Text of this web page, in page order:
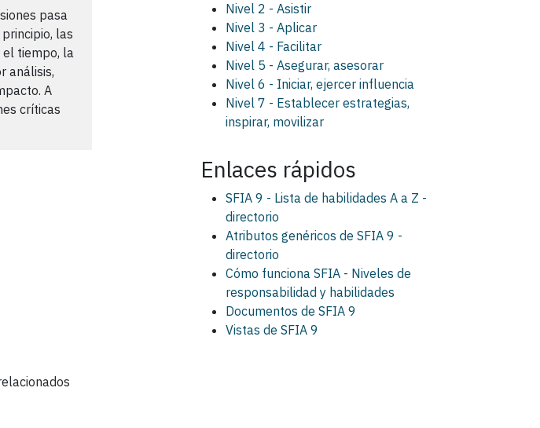
pasa
las
el tiempo, la
análisis,
A
críticas
Nivel 2 - Asistir
Nivel 3 - Aplicar
Nivel 4 - Facilitar
Nivel 5 - Asegurar, asesorar
Nivel 6 - Iniciar, ejercer influencia
Nivel 7 - Establecer estrategias,
inspirar, movilizar
Enlaces rápidos
SFIA 9 - Lista de habilidades A a Z -
directorio
Atributos genéricos de SFIA 9 -
directorio
Cómo funciona SFIA - Niveles de
responsabilidad y habilidades
Documentos de SFIA 9
Vistas de SFIA 9